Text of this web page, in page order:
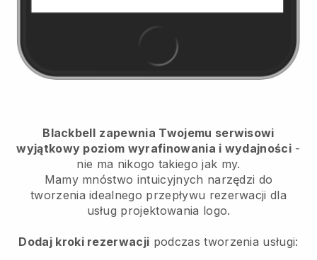
Blackbell zapewnia Twojemu serwisowi
wyjątkowy poziom wyrafinowania i wydajności -
nie ma nikogo takiego jak my.
Mamy mnóstwo intuicyjnych narzędzi do
tworzenia idealnego przepływu rezerwacji dla
usług projektowania logo.
Dodaj kroki rezerwacji podczas tworzenia usługi: